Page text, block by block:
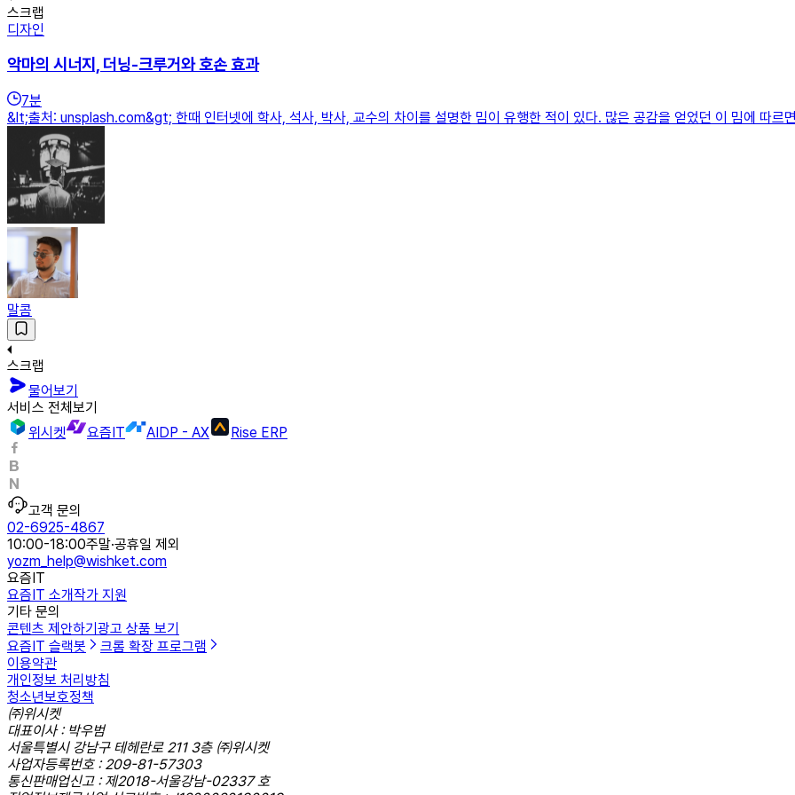
스크랩
디자인
악마의 시너지, 더닝-크루거와 호손 효과
7분
&lt;출처: unsplash.com&gt; 한때 인터넷에 학사, 석사, 박사, 교수의 차이를 설명한 밈이 유행한 적이 있다. 많은 공감을 얻었던 이 밈에 따르
말콤
스크랩
물어보기
서비스 전체보기
위시켓
요즘IT AIDP - AX Rise ERP
고객 문의
02-6925-4867
10:00-18:00주말·공휴일 제외
yozm_help@wishket.com
요즘IT
요즘IT 소개작가 지원
기타 문의
콘텐츠 제안하기 광고 상품 보기
요즘IT 슬랙봇
크롬 확장 프로그램
이용약관
개인정보 처리방침
청소년보호정책
㈜위시켓
대표이사 : 박우범
서울특별시 강남구 테헤란로 211 3층 ㈜위시켓
사업자등록번호 : 209-81-57303
통신판매업신고 : 제2018-서울강남-02337 호